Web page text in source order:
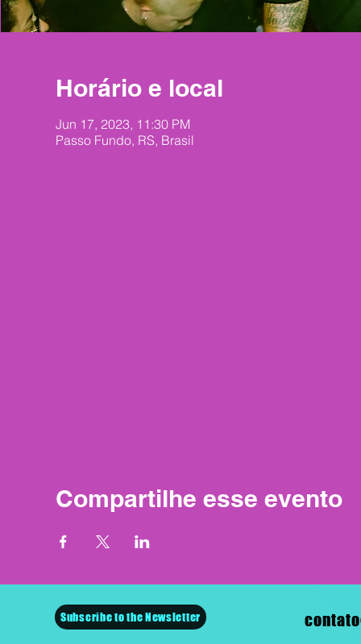
Horário e local
Jun 17, 2023, 11:30 PM
Passo Fundo, RS, Brasil
Compartilhe esse evento
Subscribe to the Newsletter